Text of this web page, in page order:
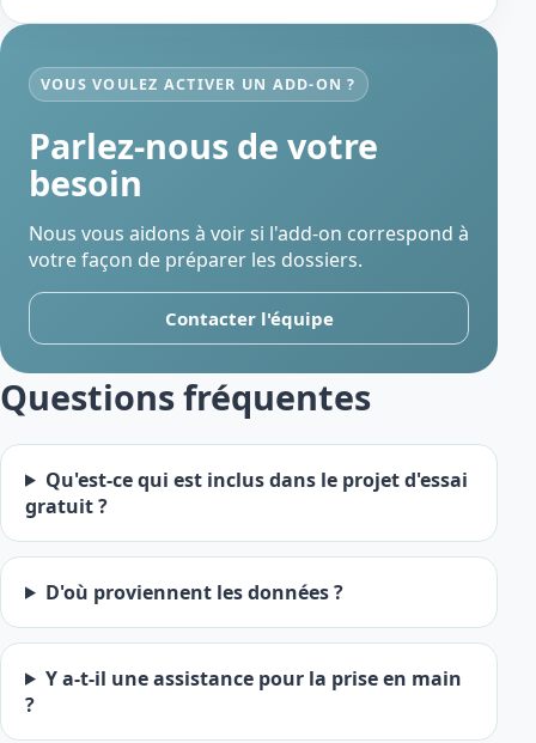
VOUS VOULEZ ACTIVER UN ADD-ON ?
Parlez-nous de votre
besoin
Nous vous aidons à voir si l'add-on correspond à
votre façon de préparer les dossiers.
Contacter l'équipe
Questions fréquentes
Qu'est-ce qui est inclus dans le projet d'essai
gratuit ?
D'où proviennent les données ?
Y a-t-il une assistance pour la prise en main
?